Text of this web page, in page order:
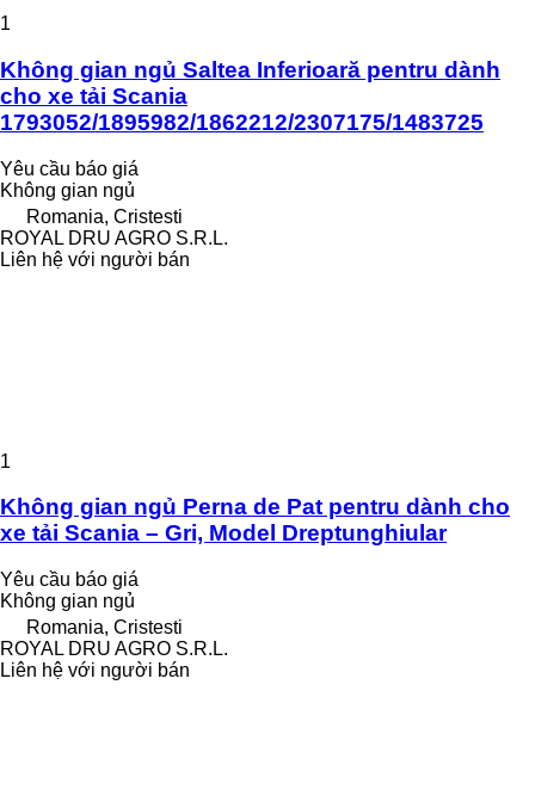
1
Không gian ngủ Saltea Inferioară pentru dành
cho xe tải Scania
1793052/1895982/1862212/2307175/1483725
Yêu cầu báo giá
Không gian ngủ
Romania, Cristesti
ROYAL DRU AGRO S.R.L.
Liên hệ với người bán
1
Không gian ngủ Perna de Pat pentru dành cho
xe tải Scania – Gri, Model Dreptunghiular
Yêu cầu báo giá
Không gian ngủ
Romania, Cristesti
ROYAL DRU AGRO S.R.L.
Liên hệ với người bán